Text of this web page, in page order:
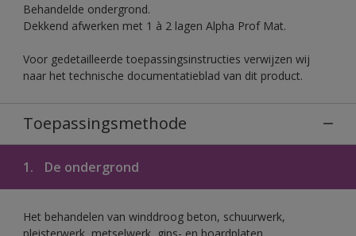
Behandelde ondergrond.
Dekkend afwerken met 1 à 2 lagen Alpha Prof Mat.
Voor gedetailleerde toepassingsinstructies verwijzen wij
naar het technische documentatieblad van dit product.
Toepassingsmethode
1. De ondergrond
Het behandelen van winddroog beton, schuurwerk,